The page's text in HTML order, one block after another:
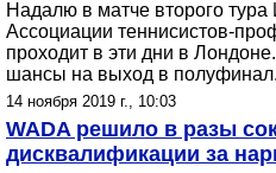
Надалю в матче второго тура
Ассоциации теннисистов-
проходит в эти дни в
шансы на выход в полуфинал.
14 ноября 2019 г., 10:03
WADA решило в разы
дисквалификации за